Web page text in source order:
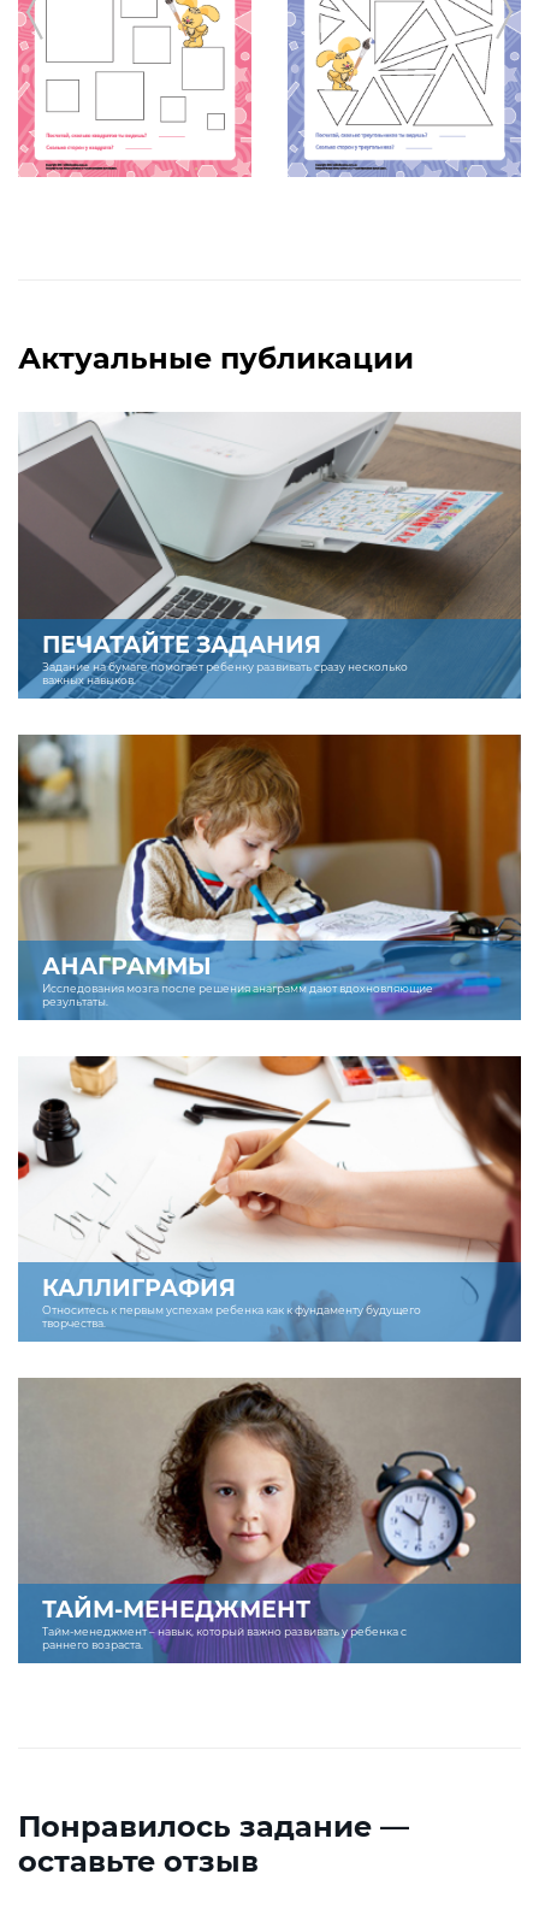
Актуальные публикации
ПЕЧАТАЙТЕ ЗАДАНИЯ
Задание на бумаге помогает ребенку развивать сразу несколько
важных навыков.
АНАГРАММЫ
Исследования мозга после решения анаграмм дают вдохновляющие
результаты.
КАЛЛИГРАФИЯ
Относитесь к первым успехам ребенка как к фундаменту будущего
творчества.
ТАЙМ-МЕНЕДЖМЕНТ
Тайм-менеджмент – навык, который важно развивать у ребенка с
раннего возраста.
Понравилось задание —
оставьте отзыв